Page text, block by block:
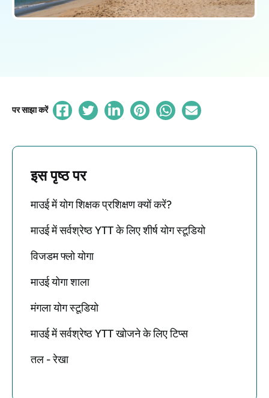
पर साझा करें
इस पृष्ठ पर
माउई में योग शिक्षक प्रशिक्षण क्यों करें?
माउई में सर्वश्रेष्ठ YTT के लिए शीर्ष योग स्टूडियो
विजडम फ्लो योगा
माउई योगा शाला
मंगला योग स्टूडियो
माउई में सर्वश्रेष्ठ YTT खोजने के लिए टिप्स
तल - रेखा